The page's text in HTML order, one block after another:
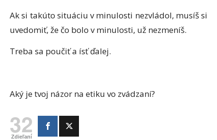
Ak si takúto situáciu v minulosti nezvládol, musíš si
uvedomiť, že čo bolo v minulosti, už nezmeníš.
Treba sa poučiť a ísť ďalej.
Aký je tvoj názor na etiku vo zvádzaní?
32
Zdieľaní